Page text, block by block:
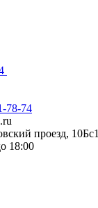
78-74
проезд, 10Бс1
18:00